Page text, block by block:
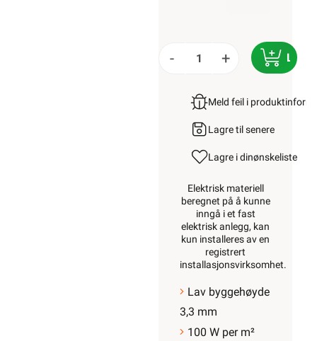
- +
Meld feil i
Lagre til senere
Lagre i dinønskeliste
Elektrisk materiell
beregnet på å kunne
inngå i et fast
elektrisk anlegg, kan
kun installeres av en
registrert
installasjonsvirksomhet.
Lav byggehøyde
3,3 mm
100 W per m²